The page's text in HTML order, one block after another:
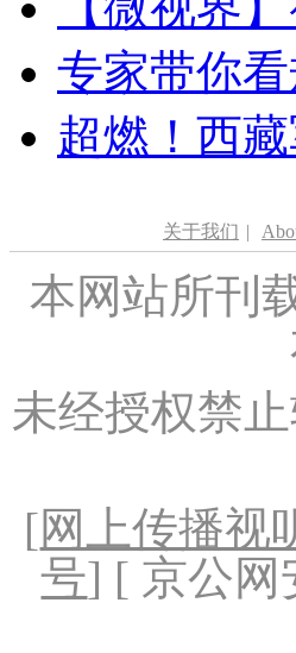
专家带你
超燃！西
关于我们 |
本网站所刊
未经授权禁
[网上传播视
号] [ 京公网